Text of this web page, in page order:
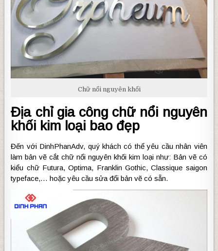
Chữ nổi nguyên khối
Địa chỉ gia công chữ nổi nguyên
khối kim loại bao đẹp
Đến với DinhPhanAdv, quý khách có thể yêu cầu nhân viên
làm bản vẽ cắt chữ nổi nguyên khối kim loại như: Bản vẽ có
kiểu chữ Futura, Optima, Franklin Gothic, Classique saigon
typeface,… hoặc yêu cầu sửa đổi bản vẽ có sẵn.